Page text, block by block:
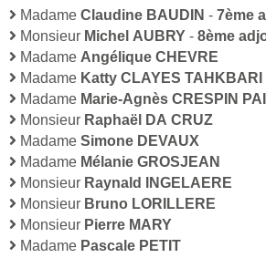
Madame Claudine BAUDIN - 7ème
Monsieur Michel AUBRY - 8ème
Madame Angélique CHEVRE
Madame Katty CLAYES TAHKBARI
Madame Marie-Agnès CRESPIN
Monsieur Raphaël DA CRUZ
Madame Simone DEVAUX
Madame Mélanie GROSJEAN
Monsieur Raynald INGELAERE
Monsieur Bruno LORILLERE
Monsieur Pierre MARY
Madame Pascale PETIT